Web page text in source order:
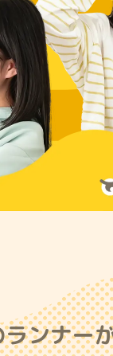
ンナー